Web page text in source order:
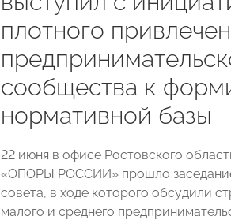
плотного
сообщества к
нормативной базы
22 июня в офисе Ростовского
«ОПОРЫ РОССИИ» прошло
совета, в ходе которого обсудили
малого и среднего